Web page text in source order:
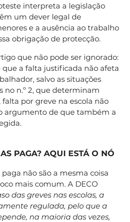
interpreta a legislação
um dever legal de
e a ausência ao trabalho
obrigação de protecção.
que não pode ser ignorado:
que a falta justificada não afeta
salvo as situações
no n.º 2, que determinam
por greve na escola não
argumento de que também a
PAGA? AQUI ESTÁ O NÓ
não são a mesma coisa
mais comum. A DECO
das greves nas escolas, a
regulada, pelo que a
na maioria das vezes,